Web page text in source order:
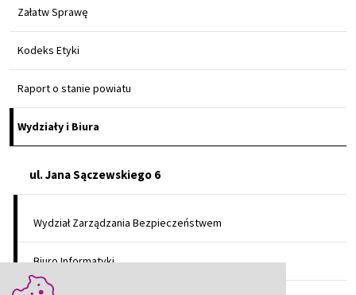
Załatw Sprawę
Kodeks Etyki
Raport o stanie powiatu
Wydziały i Biura
ul. Jana Sączewskiego 6
Wydział Zarządzania Bezpieczeństwem
Biuro Informatyki